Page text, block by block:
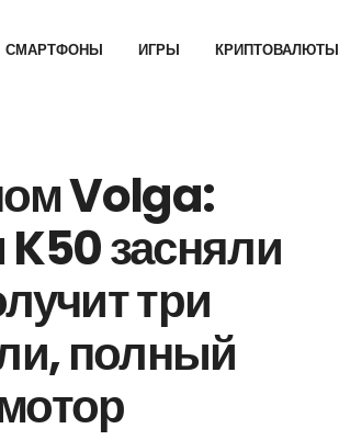
СМАРТФОНЫ ИГРЫ КРИПТОВАЛЮТЫ
Volga:
засняли
три
полный